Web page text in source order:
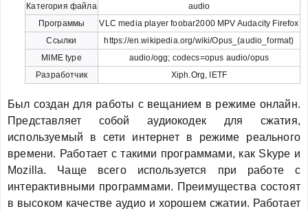
Категория файла
audio
Программы
VLC media player foobar2000 MPV Audacity Firefox
Ссылки
https://en.wikipedia.org/wiki/Opus_(audio_format)
MIME type
audio/ogg; codecs=opus audio/opus
Разработчик
Xiph.Org, IETF
Был создан для работы с вещанием в режиме онлайн.
Представляет собой аудиокодек для сжатия,
используемый в сети интернет в режиме реального
времени. Работает с такими программами, как Skype и
Mozilla. Чаще всего используется при работе с
интерактивными программами. Преимущества состоят
в высоком качестве аудио и хорошем сжатии. Работает